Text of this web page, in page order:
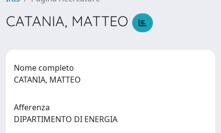
CATANIA, MATTEO
Nome completo
CATANIA, MATTEO
Afferenza
DIPARTIMENTO DI ENERGIA